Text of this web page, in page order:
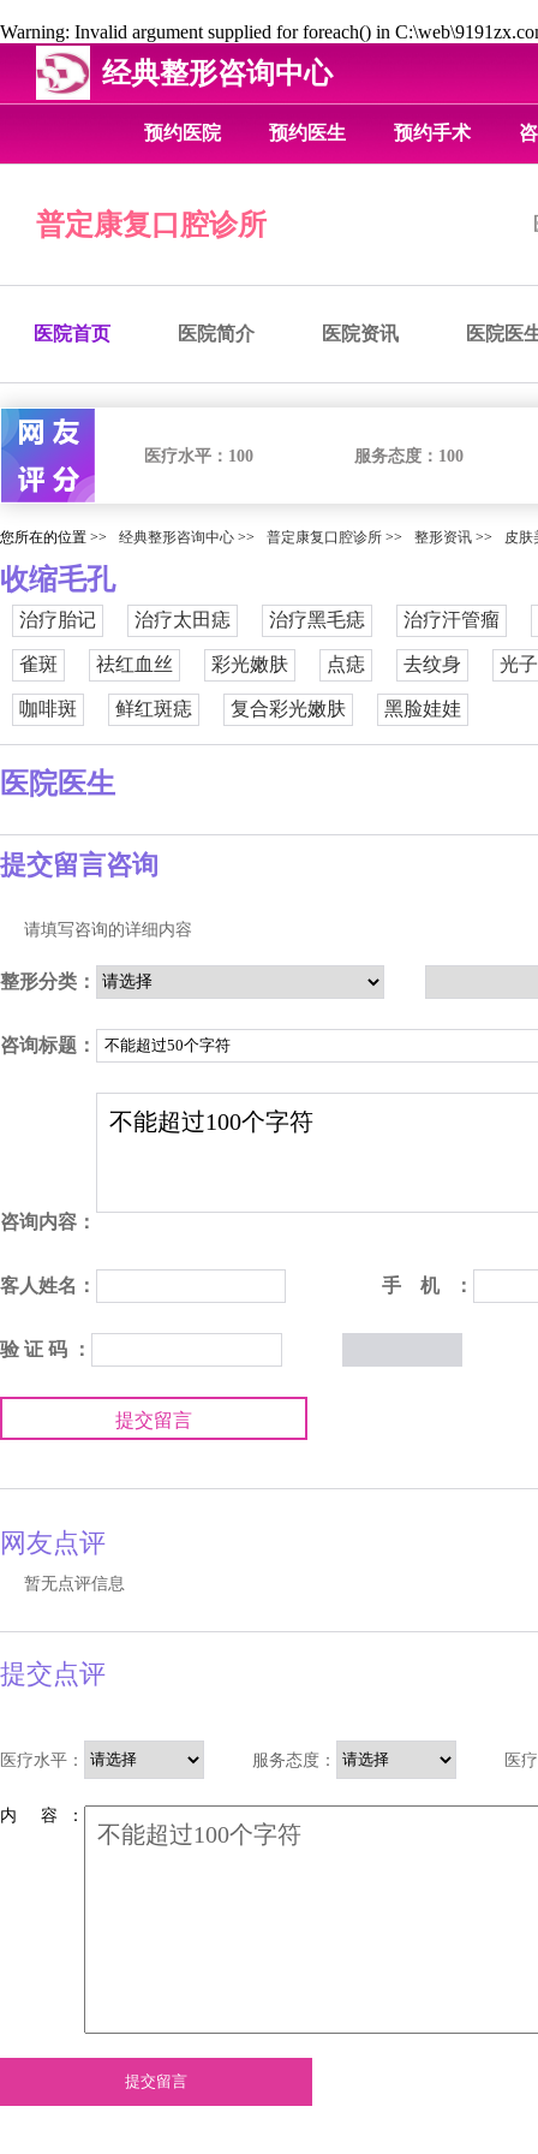
Warning: Invalid argument supplied for foreach() in
经典整形咨询中心
预约医院 预约医生 预约手术
普定康复口腔诊所
医院首页 医院简介 医院资讯 医院医
医疗水平： 100 服务态度： 100
您所在的位置 >> 经典整形咨询中心 >> 普定康复口腔诊所 >> 整形资讯 >> 皮肤
收缩毛孔
治疗胎记 治疗太田痣 治疗黑毛痣 治疗汗管瘤
雀斑 祛红血丝 彩光嫩肤 点痣 去纹身 光
咖啡斑 鲜红斑痣 复合彩光嫩肤 黑脸娃娃
医院医生
提交留言咨询
请填写咨询的详细内容
整形分类：
咨询标题：
咨询内容：
客人姓名： 手 机 ：
验 证 码 ：
提交留言
网友点评
暂无点评信息
提交点评
医疗水平： 服务态度： 医
内 容 ：
提交留言